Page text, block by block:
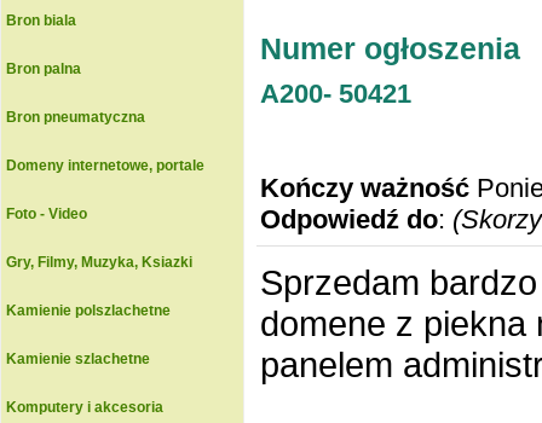
Bron biala
Bron palna
Bron pneumatyczna
Domeny internetowe, portale
Foto - Video
Gry, Filmy, Muzyka, Ksiazki
Kamienie polszlachetne
Kamienie szlachetne
Komputery i akcesoria
Numer ogłoszenia
A200- 50421
Kończy ważność
Odpowiedź do:
Sprzedam
domene z
panelem